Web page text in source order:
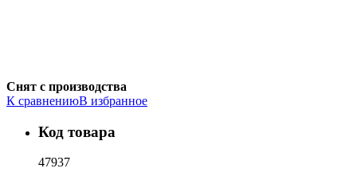
Снят с производства
К сравнениюВ избранное
Код товара
47937